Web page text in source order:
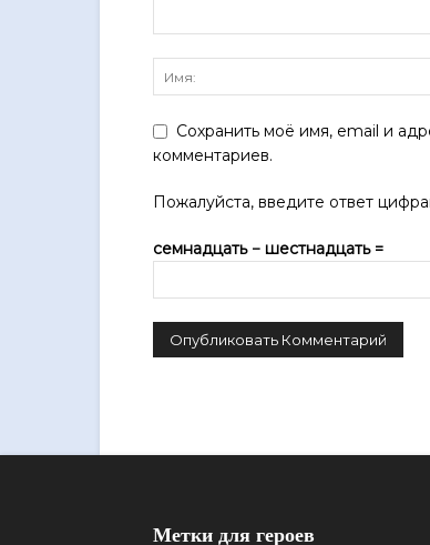
Сохранить моё имя, email и
комментариев.
Пожалуйста, введите ответ
семнадцать − шестнадцать =
Метки для героев